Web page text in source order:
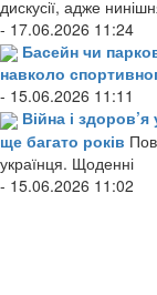
дискусії, адже
- 17.06.2026 11:24
Басейн чи
навколо
- 15.06.2026 11:11
Війна і
ще багато років
українця. Щоденні
- 15.06.2026 11:02